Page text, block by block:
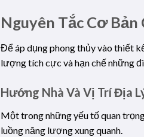
Nguyên Tắc Cơ Bản
Để áp dụng phong thủy vào thiết
lượng tích cực và hạn chế những
Hướng Nhà Và Vị Trí Địa
Một trong những yếu tố quan
luồng năng lượng xung quanh.